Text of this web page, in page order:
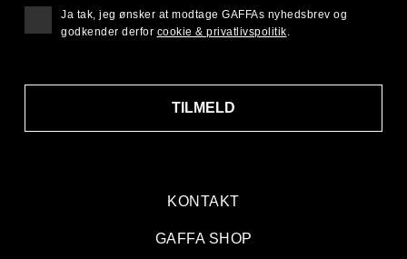
KONTAKT
GAFFA SHOP
TILMELD
Ja tak, jeg ønsker at modtage GAFFAs nyhedsbrev og
godkender derfor cookie & privatlivspolitik.